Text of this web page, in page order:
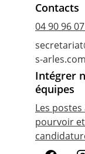
Contacts
04 90 96
s-arles.com
Intégrer
équipes
Les postes
pourvoir